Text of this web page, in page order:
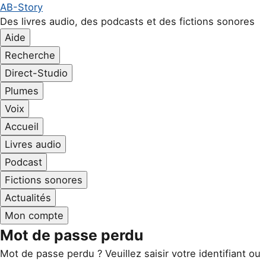
Aller au contenu principal
Aller à la navigation principale
Aller au pied de page
AB-Story
Des livres audio, des podcasts et des fictions sonores
Aide
Recherche
Direct-Studio
Plumes
Voix
Accueil
Livres audio
Podcast
Fictions sonores
Actualités
Mon compte
Mot de passe perdu
Mot de passe perdu ? Veuillez saisir votre identifiant ou